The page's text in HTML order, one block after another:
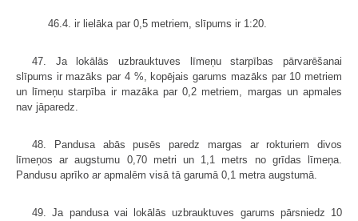
46.4. ir lielāka par 0,5 metriem, slīpums ir 1:20.
47. Ja lokālās uzbrauktuves līmeņu starpības pārvarēšanai
slīpums ir mazāks par 4 %, kopējais garums mazāks par 10 metriem
un līmeņu starpība ir mazāka par 0,2 metriem, margas un apmales
nav jāparedz.
48. Pandusa abās pusēs paredz margas ar rokturiem divos
līmeņos ar augstumu 0,70 metri un 1,1 metrs no grīdas līmeņa.
Pandusu aprīko ar apmalēm visā tā garumā 0,1 metra augstumā.
49. Ja pandusa vai lokālās uzbrauktuves garums pārsniedz 10